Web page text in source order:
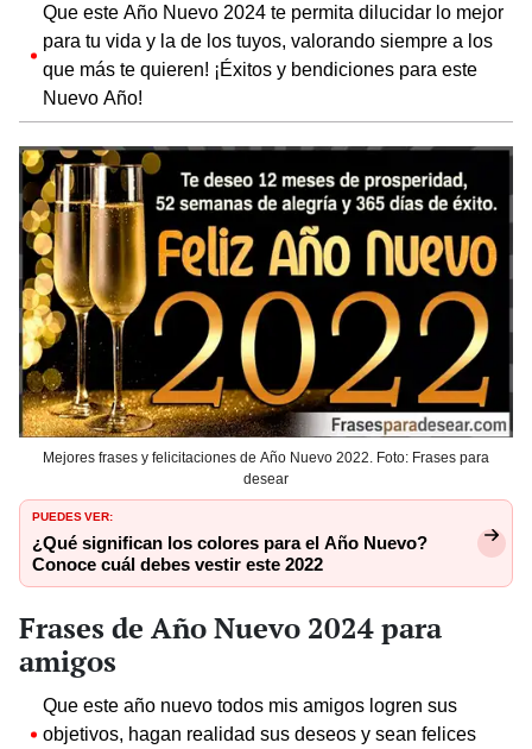
Que este Año Nuevo 2024 te permita dilucidar lo mejor
para tu vida y la de los tuyos, valorando siempre a los
que más te quieren! ¡Éxitos y bendiciones para este
Nuevo Año!
Mejores frases y felicitaciones de Año Nuevo 2022. Foto: Frases para
desear
PUEDES VER:
¿Qué significan los colores para el Año Nuevo?
Conoce cuál debes vestir este 2022
Frases de Año Nuevo 2024 para
amigos
Que este año nuevo todos mis amigos logren sus
objetivos, hagan realidad sus deseos y sean felices